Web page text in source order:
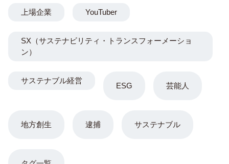
ESG 芸能人
地方創生 逮捕 サステナブル
上場企業 YouTuber
SX（サステナビリティ・トランスフォーメーショ
ン）
サステナブル経営